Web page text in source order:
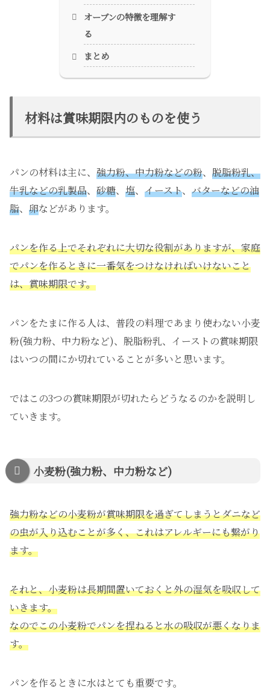
オーブンの特徴を理解す
る
まとめ
材料は賞味期限内のものを使う
パンの材料は主に、 強力粉、中力粉などの粉、 脱脂粉乳、
牛乳などの乳製品、 砂糖、 塩、 イースト、 バターなどの油
脂、 卵などがあります。
パンを作る上でそれぞれに大切な役割がありますが、家庭
でパンを作るときに一番気をつけなければいけないこと
は、賞味期限です。
パンをたまに作る人は、普段の料理であまり使わない小麦
粉(強力粉、中力粉など)、脱脂粉乳、イーストの賞味期限
はいつの間にか切れていることが多いと思います。
ではこの3つの賞味期限が切れたらどうなるのかを説明し
ていきます。
小麦粉(強力粉、中力粉など)
強力粉などの小麦粉が賞味期限を過ぎてしまうとダニなど
の虫が入り込むことが多く、これはアレルギーにも繋がり
ます。
それと、小麦粉は長期間置いておくと外の湿気を吸収して
いきます。
なのでこの小麦粉でパンを捏ねると水の吸収が悪くなりま
す。
パンを作るときに水はとても重要です。